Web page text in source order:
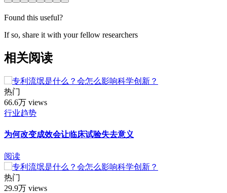
Found this useful?
If so, share it with your fellow researchers
相关阅读
热门
66.6万 views
行业趋势
为何改变成效会让临床试验失去意义
阅读
热门
29.9万 views